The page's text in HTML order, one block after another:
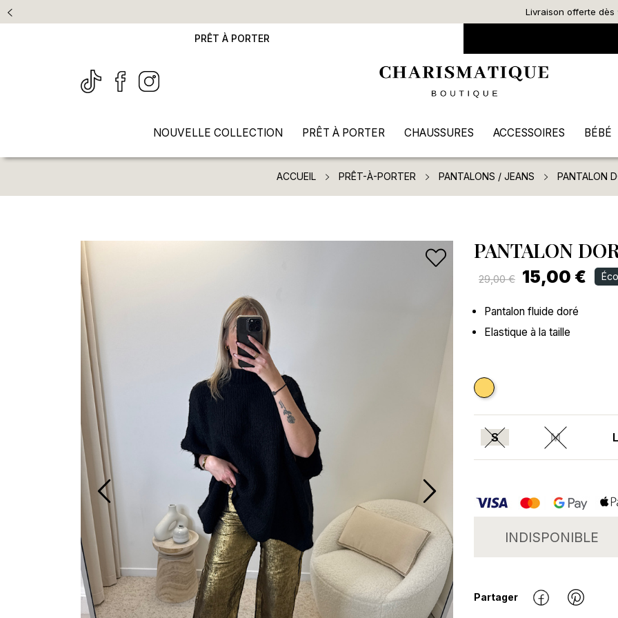
Livraison offerte dès 90€ d’achat
PRÊT À PORTER
NOUVELLE COLLECTION PRÊT À PORTER CHAUSSURES ACCESSOIRES BÉBÉ
ACCUEIL PRÊT-À-PORTER PANTALONS / JEANS PANTALON
PANTALON
29,00 € 15,00 €
Pantalon fluide doré
Elastique à la taille
Doré
S M L
INDISPONIBLE
Partager